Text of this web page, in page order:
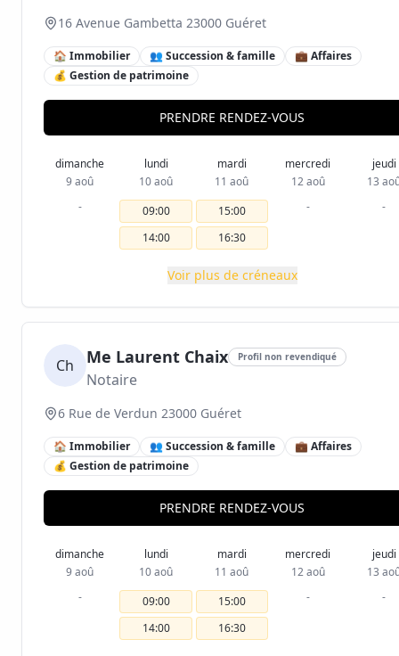
16 Avenue Gambetta 23000 Guéret
🏠 Immobilier 👥 Succession & famille
💼 Affaires
💰 Gestion de patrimoine
PRENDRE RENDEZ-VOUS
dimanche
9 aoû
-
lundi
10 aoû
09:00
14:00
mardi
11 aoû
15:00
16:30
mercredi
12 aoû
-
jeudi
13
-
Voir plus de créneaux
Ch Me Laurent Chaix Profil non revendiqué
Notaire
6 Rue de Verdun 23000 Guéret
🏠 Immobilier 👥 Succession & famille
💼 Affaires
💰 Gestion de patrimoine
PRENDRE RENDEZ-VOUS
dimanche
9 aoû
-
lundi
10 aoû
09:00
14:00
mardi
11 aoû
15:00
16:30
mercredi
12 aoû
-
jeudi
13
-